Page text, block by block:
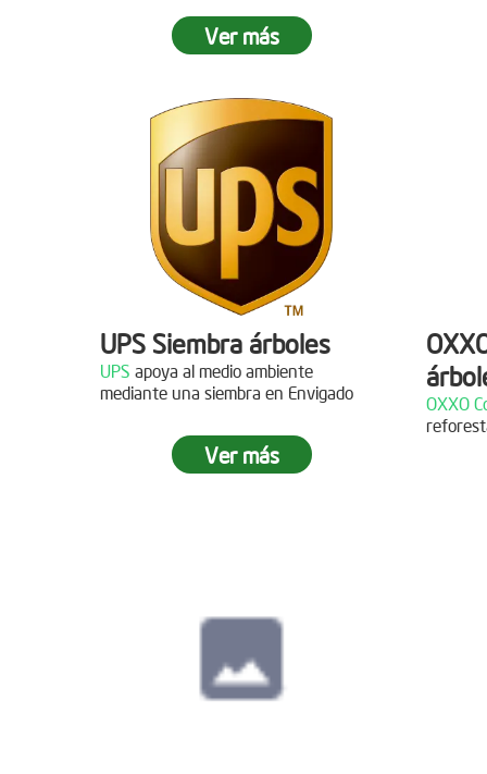
Jornada de reforestación
05 de Abril de 2019
Asistentes:
15 personas
Descripción
¡Gracias al Grupo NW por
acompañarnos en nuestras jornadas
de reforestación!
04 de Diciembre de
Ver más
UPS Siembra árboles
UPS apoya al medio ambiente
mediante una siembra en Envigado
Ver más
OXXO